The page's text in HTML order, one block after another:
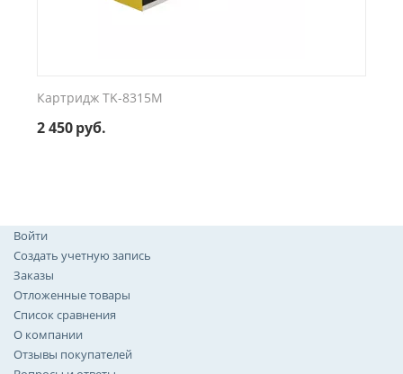
Картридж TK-8315M
2 450руб.
Войти
Создать учетную запись
Заказы
Отложенные товары
Список сравнения
О компании
Отзывы покупателей